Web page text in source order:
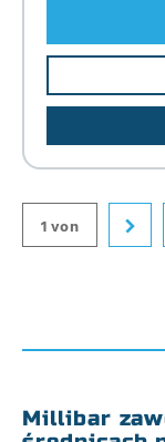
1 von
Millibar